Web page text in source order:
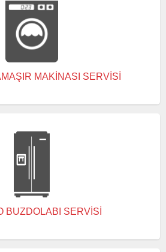
MAKINASI SERVISI
BUZDOLABI SERVISI